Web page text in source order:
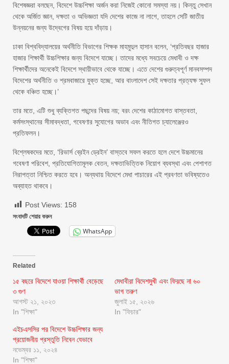
বিশেষজ্ঞরা বলছেন, বিদেশে উচ্চশিক্ষা অর্জন করা নিজেই কোনো সমস্যা নয়। কিন্তু সেখান
থেকে অর্জিত জ্ঞান, দক্ষতা ও অভিজ্ঞতা যদি দেশের কাজে না লাগে, তাহলে সেটি জাতীয়
উন্নয়নের জন্য উদ্বেগের বিষয় হয়ে দাঁড়ায়।
ঢাকা বিশ্ববিদ্যালয়ের অর্থনীতি বিভাগের শিক্ষক মাহমুদুল হাসান বলেন, ‘প্রতিবছর হাজার
হাজার শিক্ষার্থী উচ্চশিক্ষার জন্য বিদেশে যাচ্ছে। তাদের মধ্যে সবচেয়ে মেধাবী ও দক্ষ
শিক্ষার্থীদের অনেকেই বিদেশে স্থায়ীভাবে থেকে যাচ্ছে। এতে দেশের গুরুত্বপূর্ণ মানবসম্পদ
বিদেশের অর্থনীতি ও শ্রমবাজারে যুক্ত হচ্ছে, আর বাংলাদেশ সেই দক্ষতার প্রত্যক্ষ সুফল
থেকে বঞ্চিত হচ্ছে।’
তার মতে, এটি শুধু ব্যক্তিগত পছন্দের বিষয় নয়; বরং দেশের কাঠামোগত বাস্তবতা,
কর্মসংস্থানের সীমাবদ্ধতা, গবেষণার সুযোগের অভাব এবং নীতিগত চ্যালেঞ্জেরও
প্রতিফলন।
বিশ্লেষকদের মতে, ‘রিভার্স ব্রেইন ড্রেইন’ বাস্তবে সফল করতে হলে দেশে উচ্চমানের
গবেষণা পরিবেশ, প্রতিযোগিতামূলক বেতন, দক্ষতাভিত্তিক নিয়োগ ব্যবস্থা এবং পেশাগত
নিরাপত্তা নিশ্চিত করতে হবে। অন্যথায় বিদেশে মেধা পাচারের এই প্রবণতা ভবিষ্যতেও
অব্যাহত থাকবে।
Post Views: 158
সংবাদটি শেয়ার করুন
WhatsApp
Related
১৫ বছরে বিদেশে যাওয়া শিক্ষার্থী বেড়েছে
৩ গুণ
আগস্ট ২১, ২০২৩
In "শিক্ষা"
মেধাবীরা বিদেশমুখী এবং ফিরছে না ৬০
ভাগ তরুণ
জুলাই ১৫, ২০২৬
In "ফিচার"
এইচএসসির পর বিদেশে উচ্চশিক্ষার জন্য
প্রয়োজনীয় প্রস্তুতি নিবেন যেভাবে
নভেম্বর ১১, ২০২৪
In "শিক্ষা"